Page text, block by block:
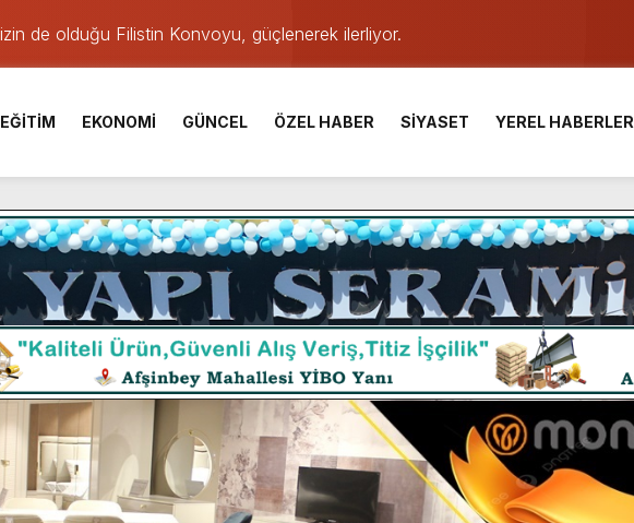
de olduğu Filistin Konvoyu, güçlenerek ilerliyor.
KAFUM’da Sahne Alacak.
Ayser Çalık Ortaokulu Şehitlerinin Aileleriyle Bir Araya Geldi.
Muammer Sarıdoğan’a Beşikdüzü’nde hayırlı olsun ziyareti.
Fuarı’na Tam Not.
2 Bin Genç Doğa ve Bilimle Buluştu.
Desteği Türkiye Derecesi Getirdi.
hediyelik eşya satışı Yunus Dağdelen tarafından yaşatılıyor.
ve Yavuz’un Ezgileriyle Şenlendi.
EĞİTİM EKONOMİ GÜNCEL ÖZEL HABER SİYASET YEREL HABERLER